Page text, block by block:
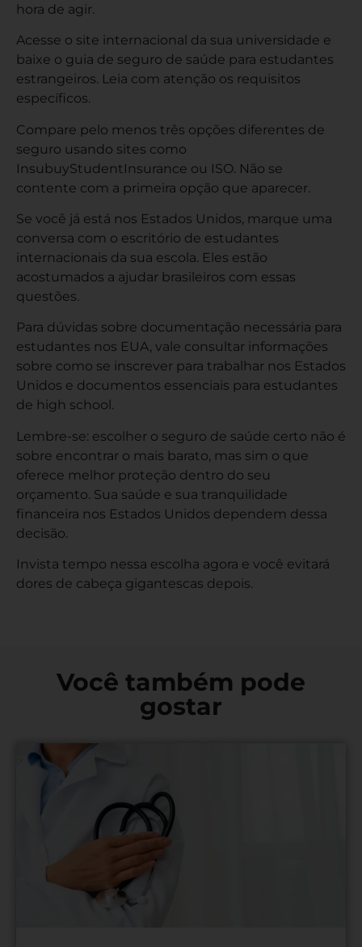
hora de agir.
Acesse o site internacional da sua universidade e
baixe o guia de seguro de saúde para estudantes
estrangeiros. Leia com atenção os requisitos
específicos.
Compare pelo menos três opções diferentes de
seguro usando sites como
InsubuyStudentInsurance ou ISO. Não se
contente com a primeira opção que aparecer.
Se você já está nos Estados Unidos, marque uma
conversa com o escritório de estudantes
internacionais da sua escola. Eles estão
acostumados a ajudar brasileiros com essas
questões.
Para dúvidas sobre documentação necessária para
estudantes nos EUA, vale consultar informações
sobre como se inscrever para trabalhar nos Estados
Unidos e documentos essenciais para estudantes
de high school .
Lembre-se: escolher o seguro de saúde certo não é
sobre encontrar o mais barato, mas sim o que
oferece melhor proteção dentro do seu
orçamento. Sua saúde e sua tranquilidade
financeira nos Estados Unidos dependem dessa
decisão.
Invista tempo nessa escolha agora e você evitará
dores de cabeça gigantescas depois.
Você também pode
gostar